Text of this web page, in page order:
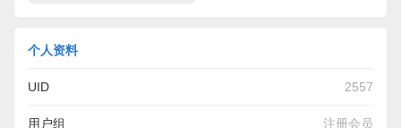
个人资料
UID 2557
用户组 注册会员